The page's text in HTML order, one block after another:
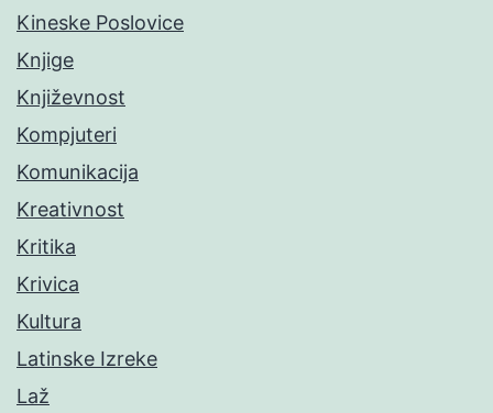
Kineske Poslovice
Knjige
Književnost
Kompjuteri
Komunikacija
Kreativnost
Kritika
Krivica
Kultura
Latinske Izreke
Laž